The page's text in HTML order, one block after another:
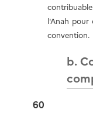
l'Anah pour
convention.
b.
60